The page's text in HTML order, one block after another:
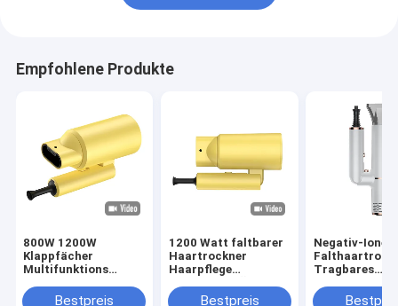
Empfohlene Produkte
800W 1200W
Klappfächer
Multifunktions
Essenzöl Düse
Bestpreis
1200 Watt faltbarer
Haartrockner
Haarpflege
Technologie mit
Bestpreis
Negativ-
Tragbares
Reisen